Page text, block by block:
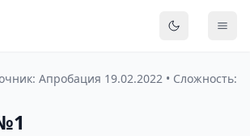
Апробация 19.02.2022 • Сложность: